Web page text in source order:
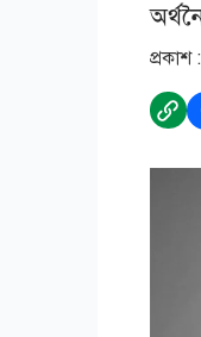
প্রকাশ :